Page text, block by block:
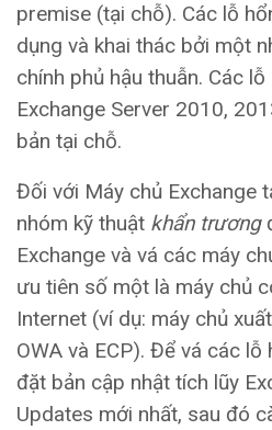
premise (tại chỗ). Các lỗ
dụng và khai thác bởi một
chính phủ hậu thuẫn. Các
Exchange Server 2010,
bản tại chỗ.
Đối với Máy chủ Exchange
nhóm kỹ thuật khẩn trương
Exchange và vá các máy
ưu tiên số một là máy chủ
Internet (ví dụ: máy chủ
OWA và ECP). Để vá các lỗ
đặt bản cập nhật tích lũy
Updates mới nhất, sau đó